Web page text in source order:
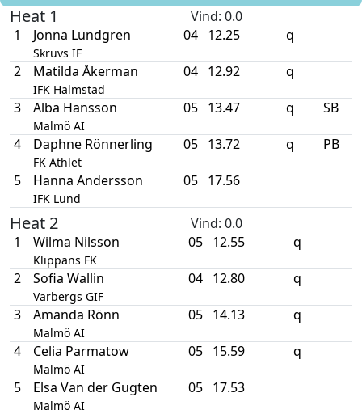
Heat 1 Vind: 0.0
1
Jonna Lundgren
Skruvs IF
04 12.25 q
2 Matilda Åkerman
IFK Halmstad
04 12.92 q
3 Alba Hansson
Malmö AI
05 13.47 q SB
4 Daphne Rönnerling
FK Athlet
05 13.72 q PB
5 Hanna Andersson
IFK Lund
05 17.56
Heat 2 Vind: 0.0
1
Wilma Nilsson
Klippans FK
05 12.55 q
2 Sofia Wallin
Varbergs GIF
04 12.80 q
3 Amanda Rönn
Malmö AI
05 14.13 q
4 Celia Parmatow
Malmö AI
05 15.59 q
5 Elsa Van der Gugten
Malmö AI
05 17.53